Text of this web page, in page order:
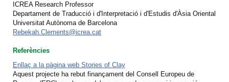
ICREA Research Professor
Departament de Traducció i d'Interpretació i d'Estudis d'Àsia Oriental
Universitat Autònoma de Barcelona
Rebekah.Clements@icrea.cat
Referències
Enllaç a la pàgina web Stories of Clay
Aquest projecte ha rebut finançament del Consell Europeu de